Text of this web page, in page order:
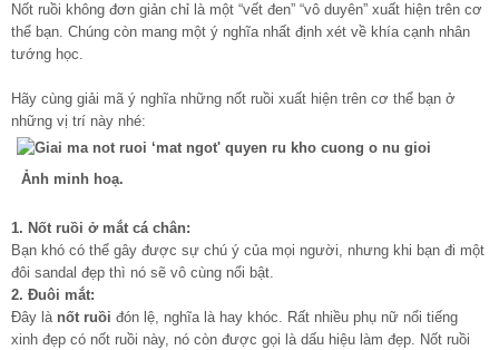
Nốt ruồi không đơn giản chỉ là một “vết đen” “vô duyên” xuất hiện trên cơ
thể bạn. Chúng còn mang một ý nghĩa nhất định xét về khía cạnh nhân
tướng học.
Hãy cùng giải mã ý nghĩa những nốt ruồi xuất hiện trên cơ thể bạn ở
những vị trí này nhé:
Ảnh minh hoạ.
1. Nốt ruồi ở mắt cá chân:
Bạn khó có thể gây được sự chú ý của mọi người, nhưng khi bạn đi một
đôi sandal đẹp thì nó sẽ vô cùng nổi bật.
2. Đuôi mắt:
Đây là nốt ruồi đón lệ, nghĩa là hay khóc. Rất nhiều phụ nữ nổi tiếng
xinh đẹp có nốt ruồi này, nó còn được gọi là dấu hiệu làm đẹp. Nốt ruồi